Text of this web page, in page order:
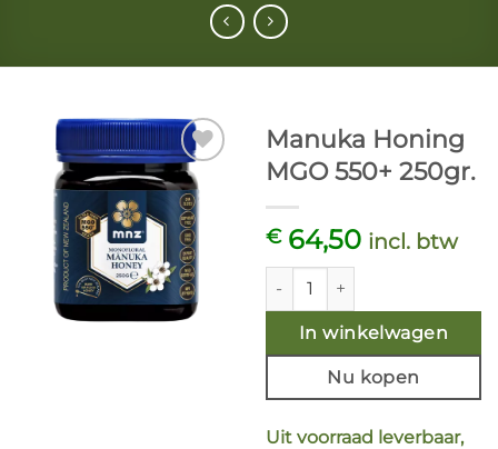
Manuka Honing
MGO 550+ 250gr.
€64,50 incl. btw
Manuka Honing MGO 550+
In winkelwagen
Nu kopen
Uit voorraad leverbaar,